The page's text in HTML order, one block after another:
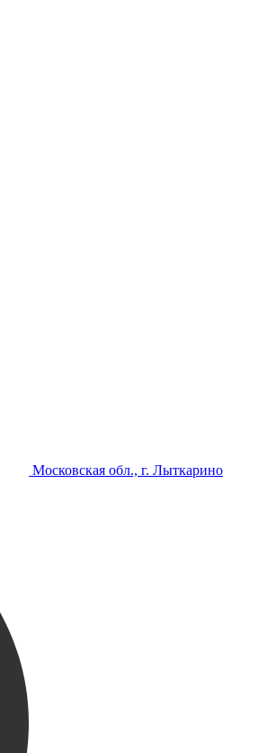
Московская обл., г. Лыткарино